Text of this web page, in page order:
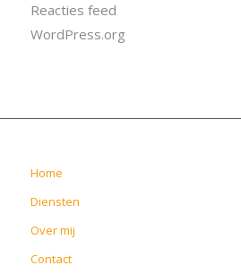
Reacties feed
WordPress.org
Home
Diensten
Over mij
Contact